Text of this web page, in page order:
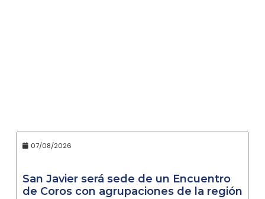
07/08/2026
San Javier será sede de un Encuentro
de Coros con agrupaciones de la región